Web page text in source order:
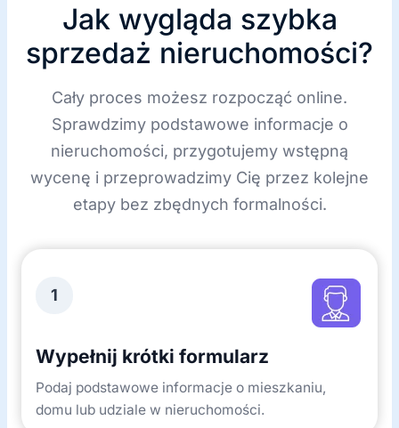
Jak wygląda szybka
sprzedaż nieruchomości?
Cały proces możesz rozpocząć online.
Sprawdzimy podstawowe informacje o
nieruchomości, przygotujemy wstępną
wycenę i przeprowadzimy Cię przez kolejne
etapy bez zbędnych formalności.
1
Wypełnij krótki formularz
Podaj podstawowe informacje o mieszkaniu,
domu lub udziale w nieruchomości.